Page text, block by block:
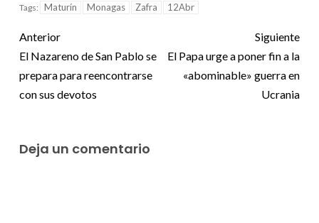
Tags: Maturín Monagas Zafra 12Abr
Anterior
El Nazareno de San Pablo se
prepara para reencontrarse
con sus devotos
Siguiente
El Papa urge a poner fin a la
«abominable» guerra en
Ucrania
Deja un comentario